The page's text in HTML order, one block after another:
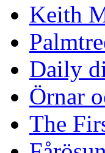
Keith
Daily
Örnar
The